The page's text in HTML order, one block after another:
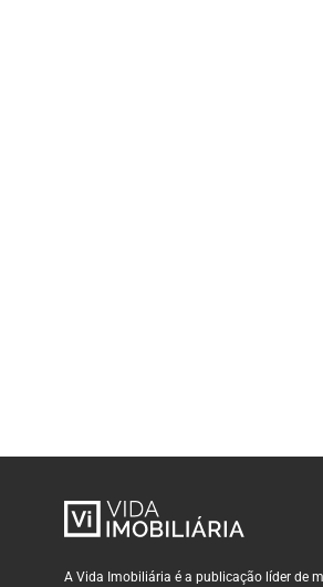
A Vida Imobiliária é a publicação líder de